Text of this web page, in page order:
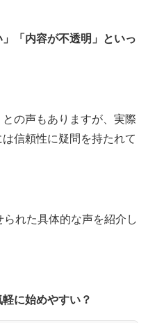
」「内容が不透明」といっ
の声もありますが、実際
信頼性に疑問を持たれて
れた具体的な声を紹介し
に始めやすい？